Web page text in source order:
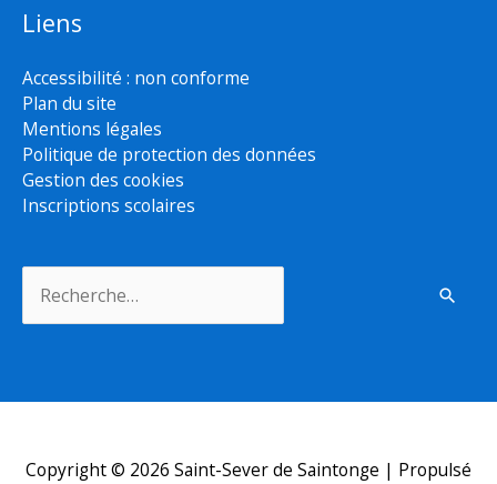
Liens
Accessibilité : non conforme
Plan du site
Mentions légales
Politique de protection des données
Gestion des cookies
Inscriptions scolaires
Copyright © 2026 Saint-Sever de Saintonge | Propulsé